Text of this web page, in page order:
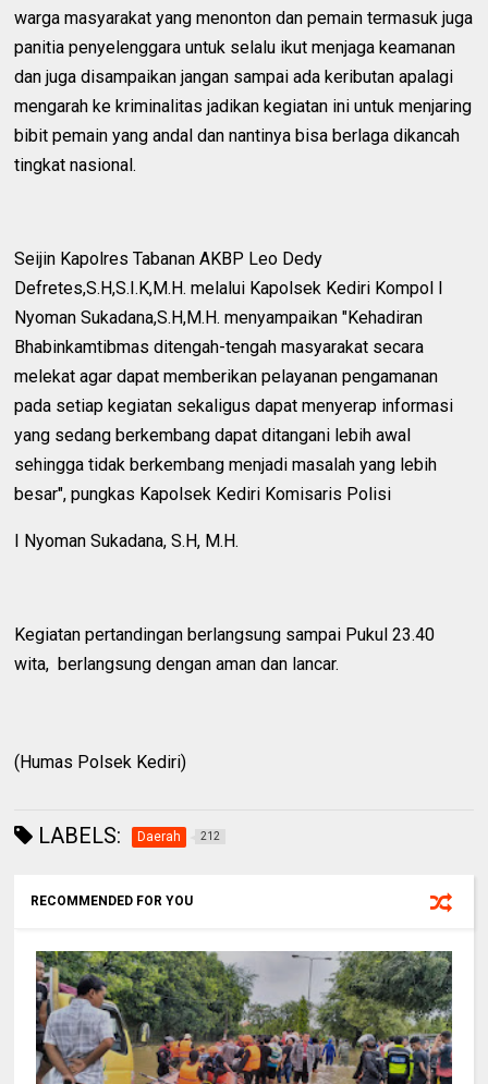
warga masyarakat yang menonton dan pemain termasuk juga
panitia penyelenggara untuk selalu ikut menjaga keamanan
dan juga disampaikan jangan sampai ada keributan apalagi
mengarah ke kriminalitas jadikan kegiatan ini untuk menjaring
bibit pemain yang andal dan nantinya bisa berlaga dikancah
tingkat nasional.
Seijin Kapolres Tabanan AKBP Leo Dedy
Defretes,S.H,S.I.K,M.H. melalui Kapolsek Kediri Kompol I
Nyoman Sukadana,S.H,M.H. menyampaikan "Kehadiran
Bhabinkamtibmas ditengah-tengah masyarakat secara
melekat agar dapat memberikan pelayanan pengamanan
pada setiap kegiatan sekaligus dapat menyerap informasi
yang sedang berkembang dapat ditangani lebih awal
sehingga tidak berkembang menjadi masalah yang lebih
besar", pungkas Kapolsek Kediri Komisaris Polisi
I Nyoman Sukadana, S.H, M.H.
Kegiatan pertandingan berlangsung sampai Pukul 23.40
wita, berlangsung dengan aman dan lancar.
(Humas Polsek Kediri)
LABELS: Daerah 212
RECOMMENDED FOR YOU